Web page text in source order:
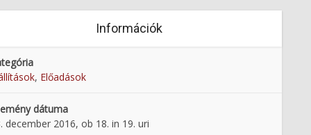
Információk
, Előadások
dátuma
december 2016, ob 18. in 19. uri